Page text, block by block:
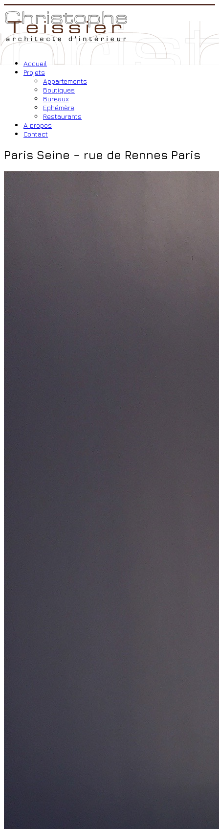
Accueil
Projets
Appartements
Boutiques
Bureaux
Ephémère
Restaurants
A propos
Contact
Paris Seine – rue de Rennes Paris